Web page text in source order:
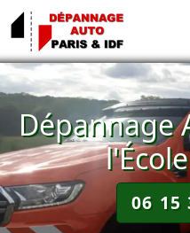
Dépannage
06 15